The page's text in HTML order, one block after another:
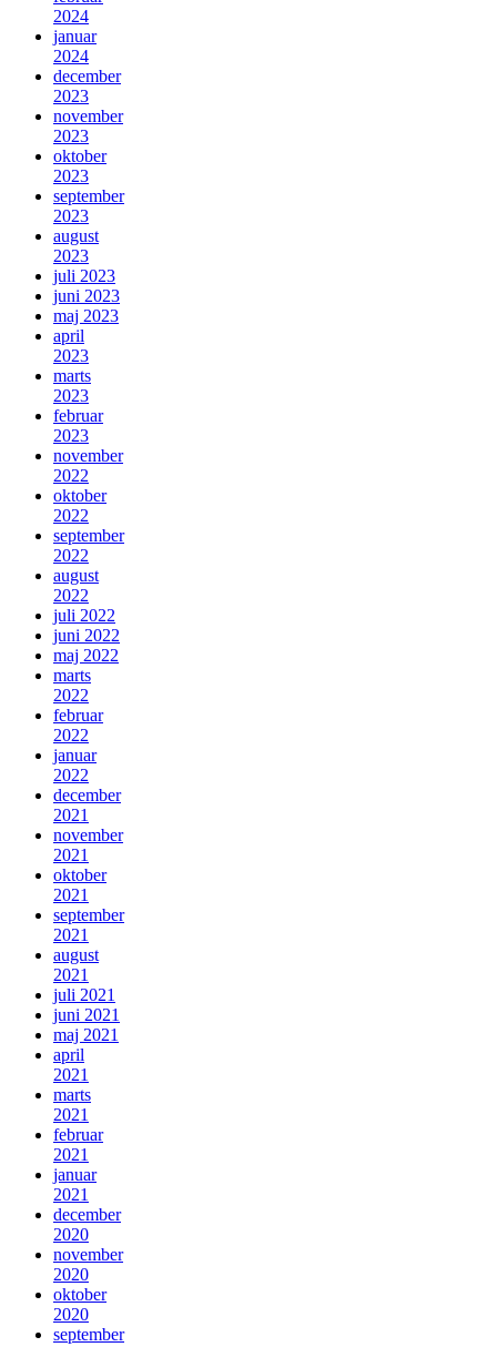
2024
januar
2024
december
2023
november
2023
oktober
2023
september
2023
august
2023
juli 2023
juni 2023
maj 2023
april
2023
marts
2023
februar
2023
november
2022
oktober
2022
september
2022
august
2022
juli 2022
juni 2022
maj 2022
marts
2022
februar
2022
januar
2022
december
2021
november
2021
oktober
2021
september
2021
august
2021
juli 2021
juni 2021
maj 2021
april
2021
marts
2021
februar
2021
januar
2021
december
2020
november
2020
oktober
2020
september